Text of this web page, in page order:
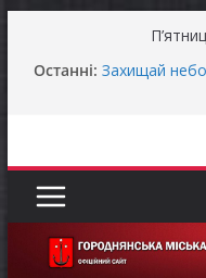
Останні: Захищай небо
Батьки
Як отримати
прав людини
реалізації